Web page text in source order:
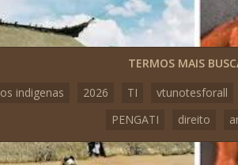
TERMOS MAIS
os indigenas
2026 TI vtunotesforall
PENGATI
direito